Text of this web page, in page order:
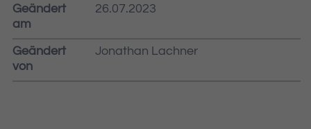
Geändert
am
26.07.2023
Geändert
von
Jonathan Lachner